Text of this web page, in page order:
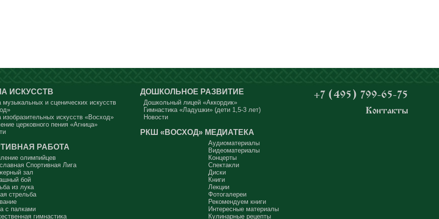
ИСКУССТВ
и сценических искусств
искусств «Восход»
церковного пения «Агница»
РАБОТА
олимпийцев
Спортивная Лига
зал
бой
из лука
стрельба
с палками
гимнастика
ДОШКОЛЬНОЕ РАЗВИТИЕ
Дошкольный лицей «Аккордик»
Гимнастика «Ладушки» (дети 1,5-3 лет)
Новости
РКШ «ВОСХОД» МЕДИАТЕКА
Аудиоматериалы
Видеоматериалы
Концерты
Спектакли
Диски
Книги
Лекции
Фотогалереи
Рекомендуем книги
Интересные материалы
Кулинарные рецепты
+7 (495) 799-65-75
Контакты